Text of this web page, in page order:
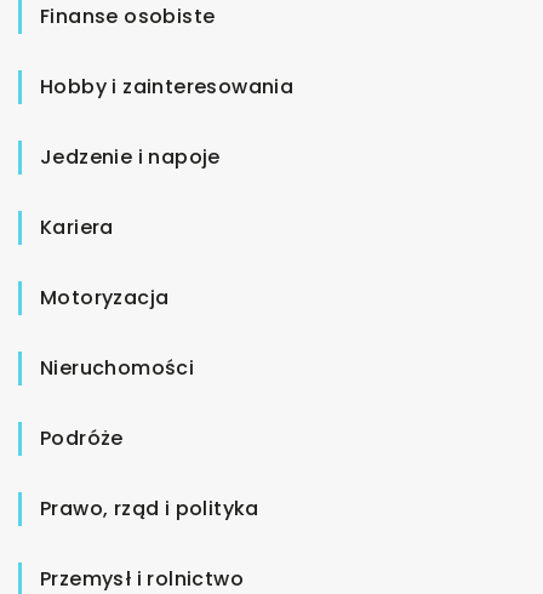
Finanse osobiste
Hobby i zainteresowania
Jedzenie i napoje
Kariera
Motoryzacja
Nieruchomości
Podróże
Prawo, rząd i polityka
Przemysł i rolnictwo